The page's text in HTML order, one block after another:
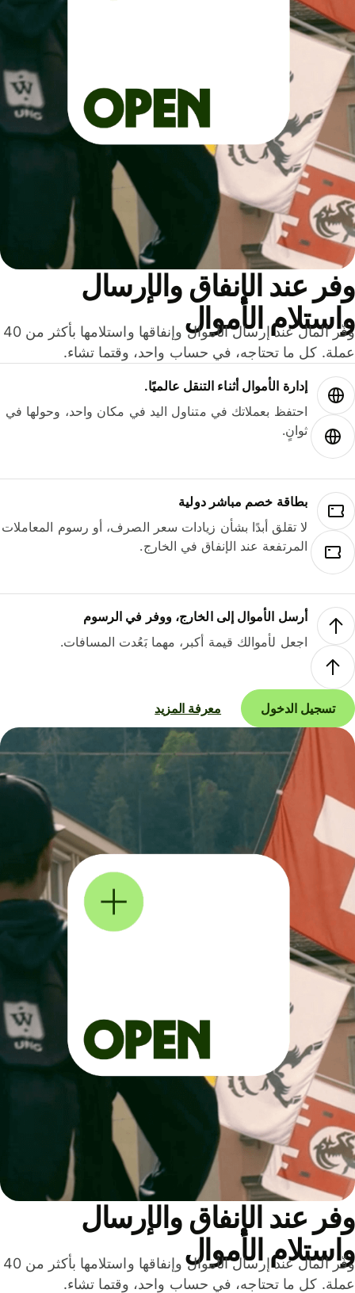
عند الإنفاق والإرسال
الأموال
وفّر المال عند إرسال الأموال وإنفاقها واستلامها بأكثر من 40
كل ما تحتاجه، في حساب واحد، وقتما تشاء.
إدارة الأموال أثناء التنقل عالميًا.
احتفظ بعملاتك في متناول اليد في مكان واحد، وحولها في
ثوانٍ.
بطاقة خصم مباشر دولية
لا تقلق أبدًا بشأن زيادات سعر الصرف، أو رسوم المعاملات
المرتفعة عند الإنفاق في الخارج.
أرسل الأموال إلى الخارج، ووفر في الرسوم
اجعل لأموالك قيمة أكبر، مهما بَعُدت المسافات.
تسجيل الدخول معرفة المزيد
عند الإنفاق والإرسال
الأموال
وفّر المال عند إرسال الأموال وإنفاقها واستلامها بأكثر من 40
كل ما تحتاجه، في حساب واحد، وقتما تشاء.